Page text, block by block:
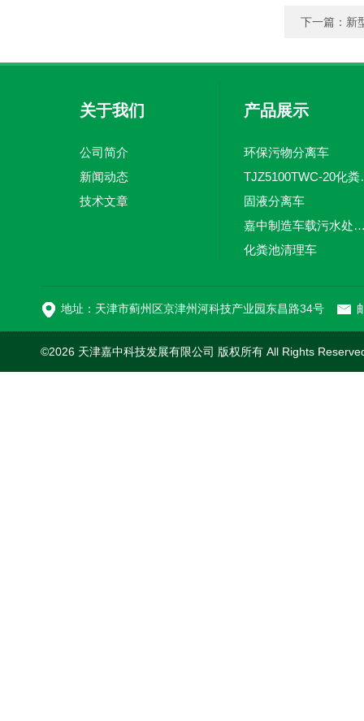
下一篇： 新
关于我们
公司简介
新闻动态
技术文章
产品展示
环保污物分离车
固液分离车
嘉中制造车载污水处理设备-环
化粪池清理车
地址：天津市蓟州区京津州河科技产业园东昌路34号
©2026 天津嘉中科技发展有限公司 版权所有 All Rights